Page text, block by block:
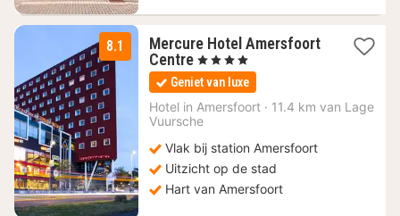
8.1
Mercure Hotel Amersfoort
Centre 1
nacht
vanaf
140
€
, 4 Sterren
Geniet van luxe
Hotel in Amersfoort · 11.4 km van Lage
Vuursche
Vlak bij station Amersfoort
Uitzicht op de stad
Hart van Amersfoort